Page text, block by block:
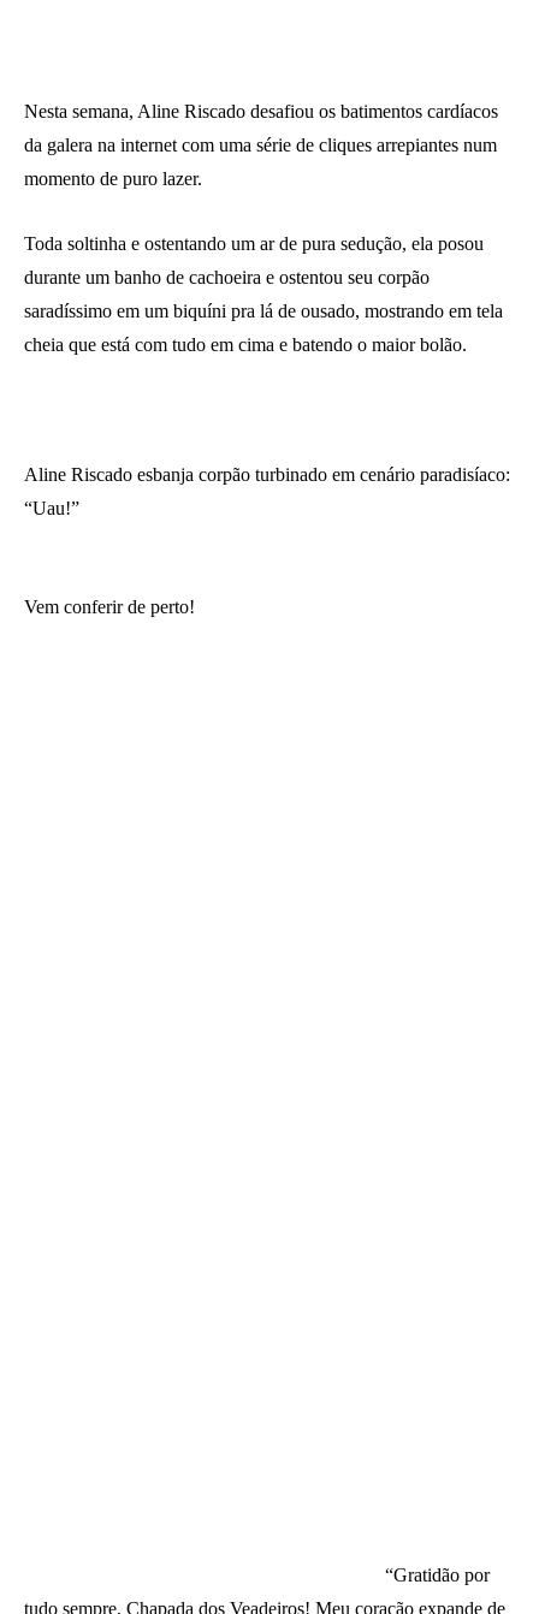
Nesta semana, Aline Riscado desafiou os batimentos cardíacos
da galera na internet com uma série de cliques arrepiantes num
momento de puro lazer.
Toda soltinha e ostentando um ar de pura sedução, ela posou
durante um banho de cachoeira e ostentou seu corpão
saradíssimo em um biquíni pra lá de ousado, mostrando em tela
cheia que está com tudo em cima e batendo o maior bolão.
Aline Riscado esbanja corpão turbinado em cenário paradisíaco:
“Uau!”
Vem conferir de perto!
“Gratidão por
tudo sempre, Chapada dos Veadeiros! Meu coração expande de